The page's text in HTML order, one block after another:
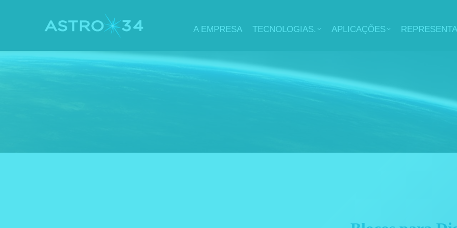
A EMPRESA TECNOLOGIAS. APLICAÇÕES